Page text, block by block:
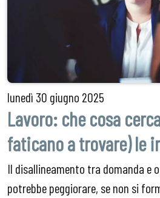
lunedì 30 giugno 2025
Lavoro: che cosa
faticano a trovare) le
Il disallineamento tra domanda e
potrebbe peggiorare, se non si